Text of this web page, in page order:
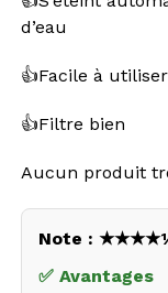
d’eau
👍Facile à utiliser
👍Filtre bien
Aucun produit
Note :
✅ Avantages